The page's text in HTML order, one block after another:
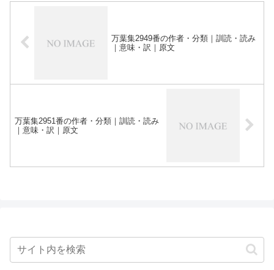
万葉集2949番の作者・分類｜訓読・読み
｜意味・訳｜原文
万葉集2951番の作者・分類｜訓読・読み
｜意味・訳｜原文